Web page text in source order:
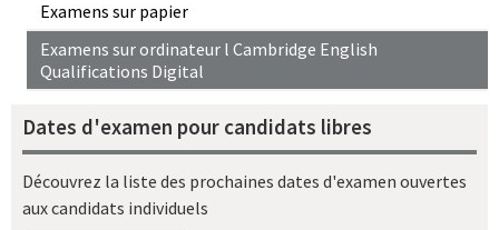
Examens sur papier
Examens sur ordinateur l Cambridge English
Qualifications Digital
Dates d'examen pour candidats libres
Découvrez la liste des prochaines dates d'examen ouvertes
aux candidats individuels